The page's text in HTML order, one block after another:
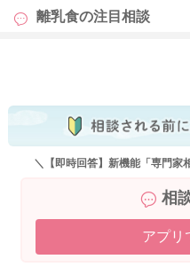
離乳食の注目相談
もっ
＼【即時回答】新機能「専門家
相
アプリ